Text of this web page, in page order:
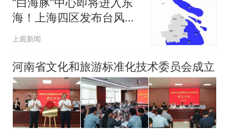
“白海豚”中心即将进入东
海！上海四区发布台风预
警
上观新闻
河南省文化和旅游标准化技术委员会成立